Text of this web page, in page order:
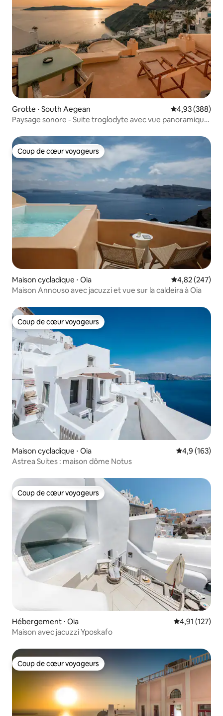
Grotte ⋅ South Aegean Évaluation
4,93 (388)
Paysage sonore - Suite troglodyte avec vue panoramique
Coup de cœur voyageurs
Coup de cœur voyageurs
Maison cycladique ⋅ Oia Évaluation
4,82 (247)
Maison Annouso avec jacuzzi et vue sur la caldeira à Oia
Coup de cœur voyageurs
Coup de cœur voyageurs
Maison cycladique ⋅ Oia Évaluation
4,9 (163)
Astrea Suites : maison dôme Notus
Coup de cœur voyageurs
Coup de cœur voyageurs
Hébergement ⋅ Oia Évaluation
4,91 (127)
Maison avec jacuzzi Yposkafo
Coup de cœur voyageurs
Coup de cœur voyageurs